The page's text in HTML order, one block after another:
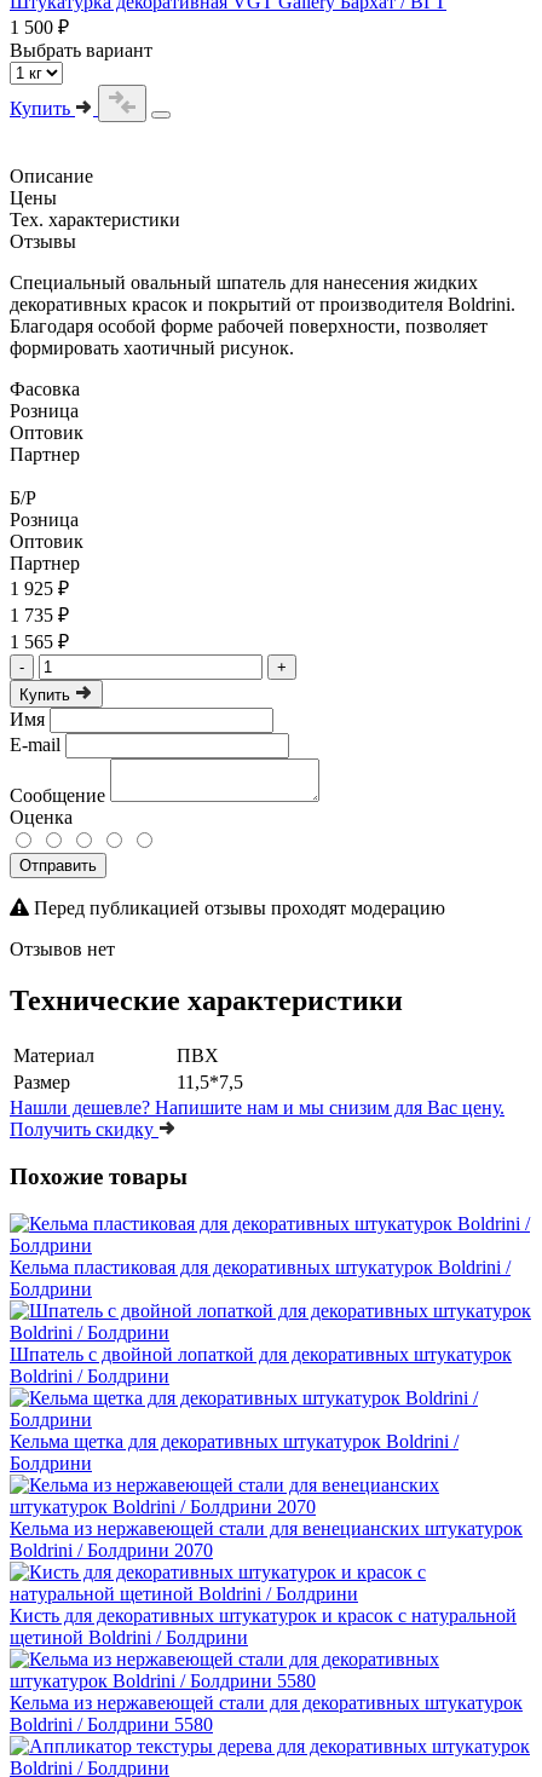
1 500 ₽
Выбрать вариант
Купить
Описание
Цены
Тех. характеристики
Отзывы
Специальный овальный шпатель для нанесения жидких
декоративных красок и покрытий от производителя Boldrini.
Благодаря особой форме рабочей поверхности, позволяет
формировать хаотичный рисунок.
Фасовка
Розница
Оптовик
Партнер
Б/Р
Розница
Оптовик
Партнер
1 925 ₽
1 735 ₽
1 565 ₽
-
+
Купить
Имя
E-mail
Сообщение
Оценка
Отправить
Перед публикацией отзывы проходят модерацию
Отзывов нет
Технические характеристики
Материал
ПВХ
Размер
11,5*7,5
Нашли дешевле? Напишите нам и мы снизим для Вас цену.
Получить скидку
Похожие товары
Кельма пластиковая для декоративных штукатурок Boldrini /
Болдрини
Шпатель с двойной лопаткой для декоративных штукатурок
Boldrini / Болдрини
Кельма щетка для декоративных штукатурок Boldrini /
Болдрини
Кельма из нержавеющей стали для венецианских штукатурок
Boldrini / Болдрини 2070
Кисть для декоративных штукатурок и красок с натуральной
щетиной Boldrini / Болдрини
Кельма из нержавеющей стали для декоративных штукатурок
Boldrini / Болдрини 5580